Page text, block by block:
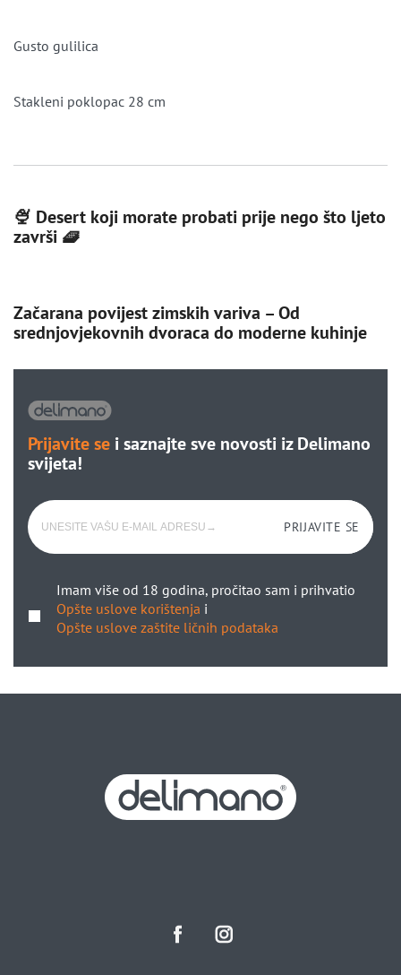
Gusto gulilica
Stakleni poklopac 28 cm
🍨 Desert koji morate probati prije nego što ljeto
završi 🧇
Začarana povijest zimskih variva – Od
srednjovjekovnih dvoraca do moderne kuhinje
Prijavite se i saznajte sve novosti iz Delimano
svijeta!
PRIJAVITE SE
Imam više od 18 godina, pročitao sam i prihvatio
Opšte uslove korištenja i
Opšte uslove zaštite ličnih podataka